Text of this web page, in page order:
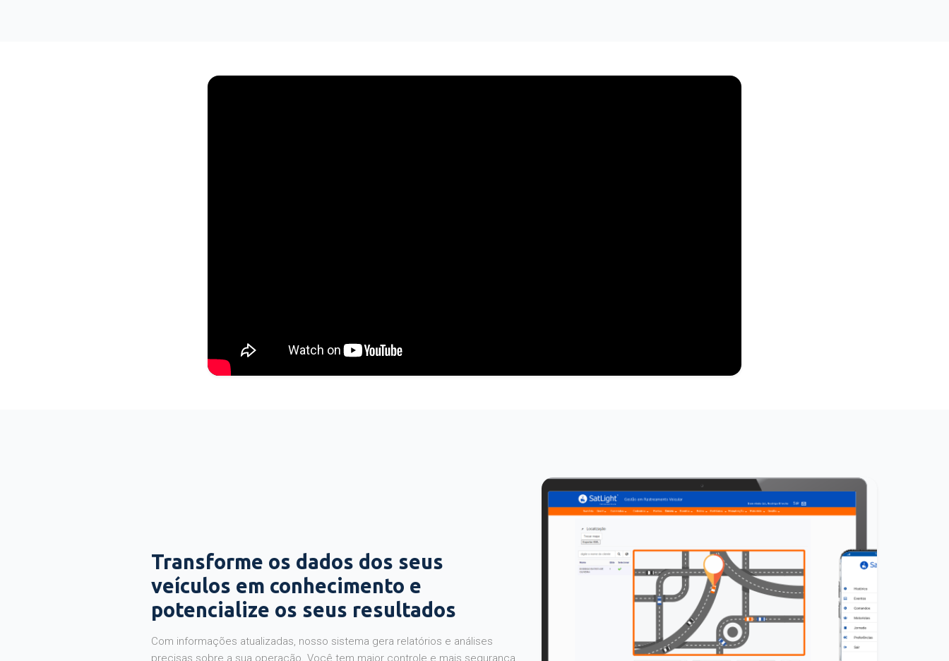
Transforme os dados dos seus
veículos em conhecimento e
potencialize os seus resultados
Com informações atualizadas, nosso sistema gera relatórios e análises
precisas sobre a sua operação. Você tem maior controle e mais segurança